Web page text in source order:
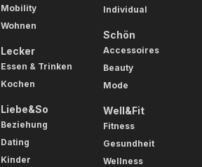
Mobility
Wohnen
Lecker
Essen & Trinken
Kochen
Liebe&So
Beziehung
Dating
Kinder
Individual
Schön
Accessoires
Beauty
Mode
Well&Fit
Fitness
Gesundheit
Wellness